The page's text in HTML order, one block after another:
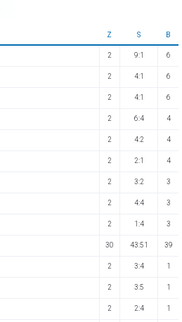
Z S B
2 9:1 6
2 4:1 6
2 4:1 6
2 6:4 4
2 4:2 4
2 2:1 4
2 3:2 3
2 4:4 3
2 1:4 3
30 43:51 39
2 3:4 1
2 3:5 1
2 2:4 1